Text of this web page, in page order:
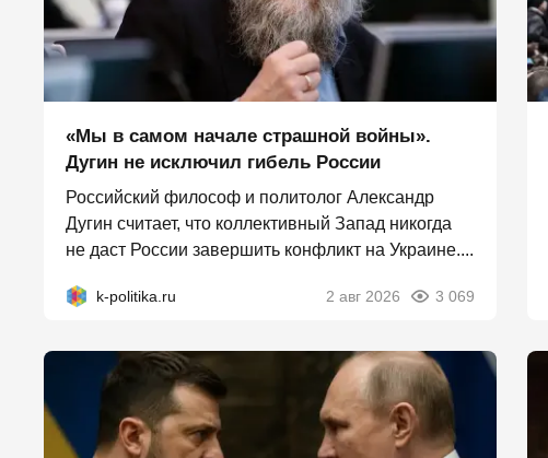
«Мы в самом начале страшной войны».
Дугин не исключил гибель России
Российский философ и политолог Александр
Дугин считает, что коллективный Запад никогда
не даст России завершить конфликт на Украине....
k-politika.ru 2 авг 2026 3 069